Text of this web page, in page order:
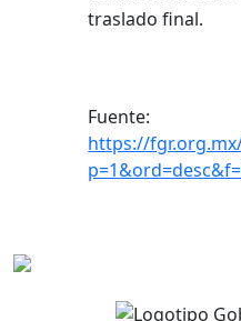
traslado final.
Fuente:
https://